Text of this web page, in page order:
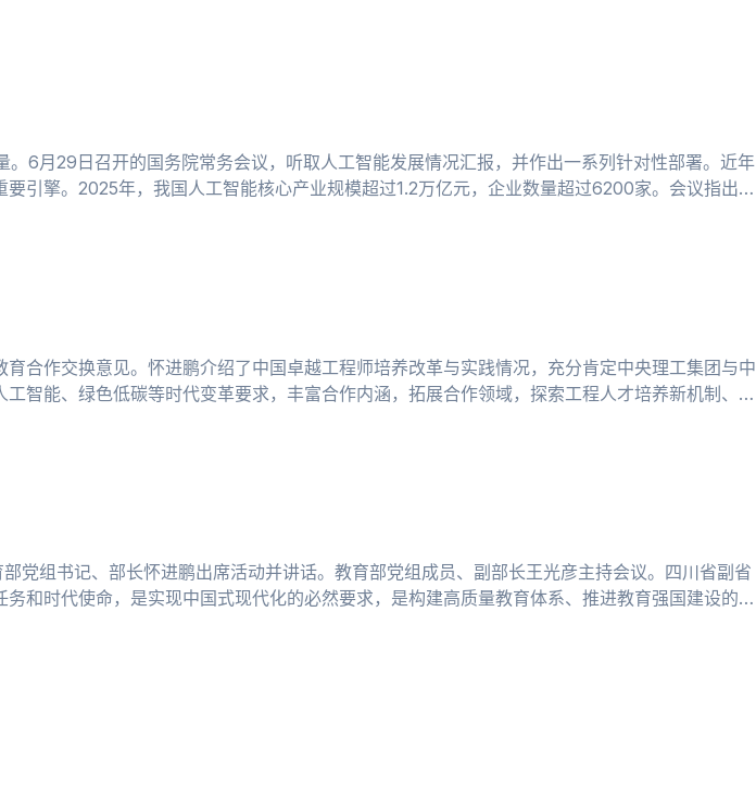
6月29日召开的国务院常务会议，听取人工智能发展情况汇报，并作出一系列针对性部署。近年
引擎。2025年，我国人工智能核心产业规模超过1.2万亿元，企业数量超过6200家。会议指出，
合作交换意见。怀进鹏介绍了中国卓越工程师培养改革与实践情况，充分肯定中央理工集团与中
智能、绿色低碳等时代变革要求，丰富合作内涵，拓展合作领域，探索工程人才培养新机制、新
组书记、部长怀进鹏出席活动并讲话。教育部党组成员、副部长王光彦主持会议。四川省副省
和时代使命，是实现中国式现代化的必然要求，是构建高质量教育体系、推进教育强国建设的重